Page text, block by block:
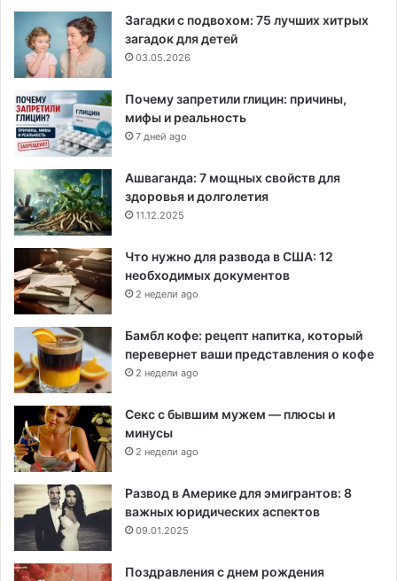
Загадки с подвохом: 75 лучших хитрых
загадок для детей
03.05.2026
Почему запретили глицин: причины,
мифы и реальность
7 дней ago
Ашваганда: 7 мощных свойств для
здоровья и долголетия
11.12.2025
Что нужно для развода в США: 12
необходимых документов
2 недели ago
Бамбл кофе: рецепт напитка, который
перевернет ваши представления о кофе
2 недели ago
Секс с бывшим мужем — плюсы и
минусы
2 недели ago
Развод в Америке для эмигрантов: 8
важных юридических аспектов
09.01.2025
Поздравления с днем рождения